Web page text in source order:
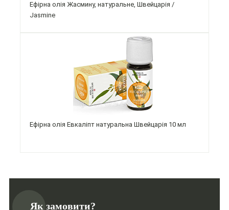
Ефірна олія Жасмину, натуральне, Швейцарія /
Jasmine
Ефірна олія Евкаліпт натуральна Швейцарія 10 мл
Як замовити?